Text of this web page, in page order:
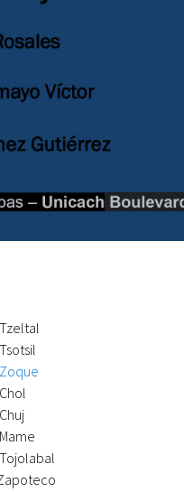
Tzeltal
Tsotsil
Zoque
Chol
Chuj
Mame
Tojolabal